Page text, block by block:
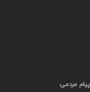
پیام مردمی